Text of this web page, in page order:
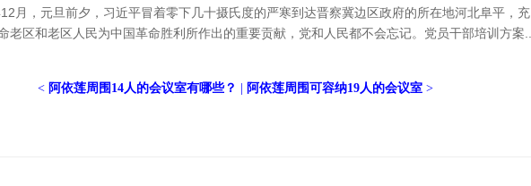
月，元旦前夕，习近平冒着零下几十摄氏度的严寒到达晋察冀边区政府的所在地河北阜平，充
老区和老区人民为中国革命胜利所作出的重要贡献，党和人民都不会忘记。党员干部培训方案...
< 阿依莲周围14人的会议室有哪些？ 阿依莲周围可容纳19人的会议室>